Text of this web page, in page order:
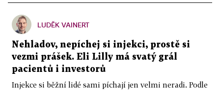
LUDĚK VAINERT
Nehladov, nepíchej si injekci, prostě si
vezmi prášek. Eli Lilly má svatý grál
pacientů i investorů
Injekce si běžní lidé sami píchají jen velmi neradi. Podle